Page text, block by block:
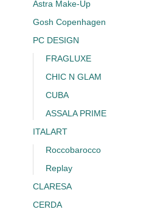
Astra Make-Up
Gosh Copenhagen
PC DESIGN
FRAGLUXE
CHIC N GLAM
CUBA
ASSALA PRIME
ITALART
Roccobarocco
Replay
CLARESA
CERDA